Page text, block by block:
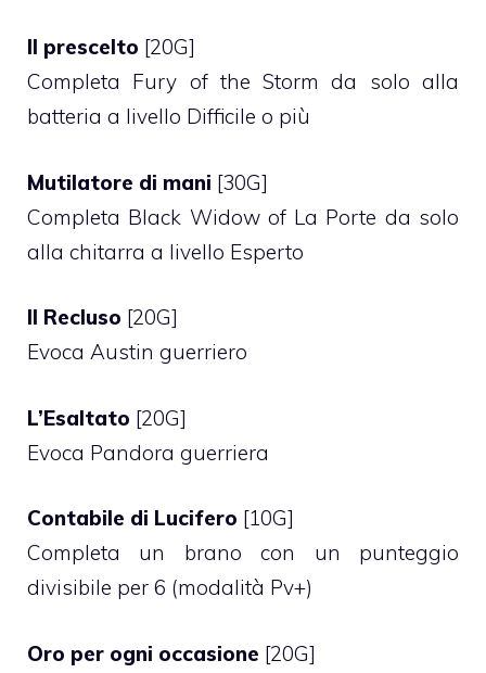
Il prescelto [20G]
Completa Fury of the Storm da solo alla
batteria a livello Difficile o più
Mutilatore di mani [30G]
Completa Black Widow of La Porte da solo
alla chitarra a livello Esperto
Il Recluso [20G]
Evoca Austin guerriero
L’Esaltato [20G]
Evoca Pandora guerriera
Contabile di Lucifero [10G]
Completa un brano con un punteggio
divisibile per 6 (modalità Pv+)
Oro per ogni occasione [20G]